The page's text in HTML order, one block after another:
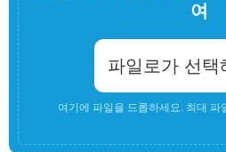
여
파일로가 선택
여기에 파일을 드롭하세요. 최대 파